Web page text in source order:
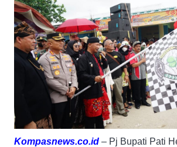
Kompasnews.co.id – Pj Bupati Pati